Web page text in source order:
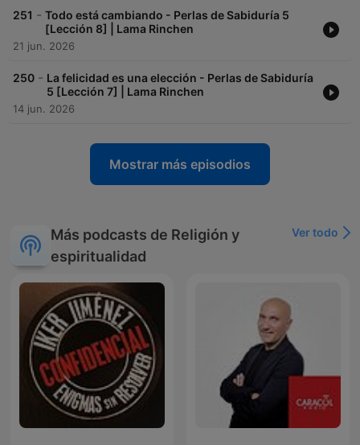
251 - Todo está cambiando - Perlas de Sabiduría 5
[Lección 8] | Lama Rinchen
21 jun. 2026
250 - La felicidad es una elección - Perlas de Sabiduría
5 [Lección 7] | Lama Rinchen
14 jun. 2026
Mostrar más episodios
Más podcasts de Religión y
espiritualidad
Ver todo